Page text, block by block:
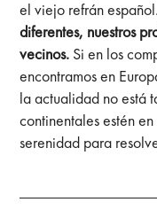
el viejo refrán español.
diferentes, nuestros
vecinos. Si en los
encontramos en
la actualidad no está
continentales estén
serenidad para